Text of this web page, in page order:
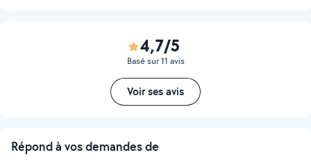
4,7/5
Basé sur 11 avis
Voir ses avis
Répond à vos demandes de